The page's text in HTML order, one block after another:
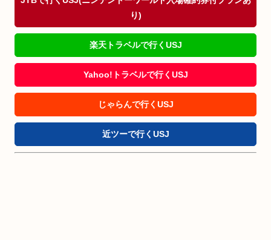
り)
楽天トラベルで行くUSJ
Yahoo!トラベルで行くUSJ
じゃらんで行くUSJ
近ツーで行くUSJ